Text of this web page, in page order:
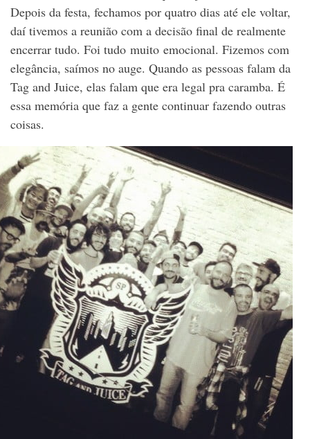
Depois da festa, fechamos por quatro dias até ele voltar,
daí tivemos a reunião com a decisão final de realmente
encerrar tudo. Foi tudo muito emocional. Fizemos com
elegância, saímos no auge. Quando as pessoas falam da
Tag and Juice, elas falam que era legal pra caramba. É
essa memória que faz a gente continuar fazendo outras
coisas.